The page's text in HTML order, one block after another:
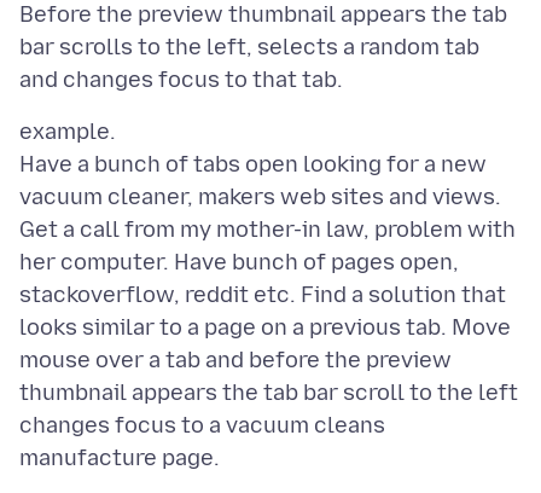
Before the preview thumbnail appears the tab
bar scrolls to the left, selects a random tab
example.
Have a bunch of tabs open looking for a new
vacuum cleaner, makers web sites and views.
Get a call from my mother-in law, problem with
her computer. Have bunch of pages open,
stackoverflow, reddit etc. Find a solution that
looks similar to a page on a previous tab. Move
mouse over a tab and before the preview
thumbnail appears the tab bar scroll to the left
changes focus to a vacuum cleans